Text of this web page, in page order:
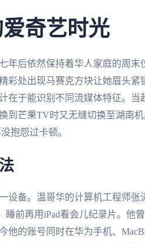
奇艺时光
年后依然保持着华人家庭的周
彩处出现马赛克方块让她眉头
在于能识别不同流媒体特征。
到芒果TV时又无缝切换至湖南
抱怨过卡顿。
设备。温哥华的计算机工程师
睡前再用iPad看会儿纪录片。他
他的账号同时在华为手机、